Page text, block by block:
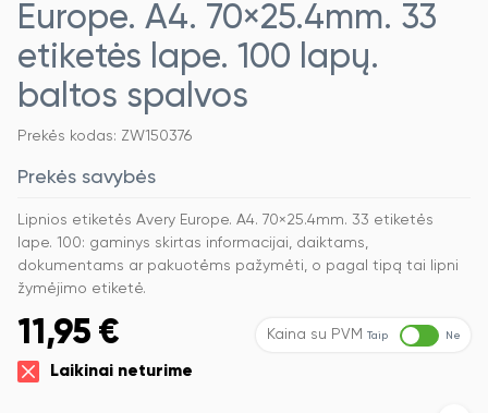
Europe. A4. 70×25.4mm. 33
etiketės lape. 100 lapų.
baltos spalvos
Prekės kodas: ZW150376
Prekės savybės
Lipnios etiketės Avery Europe. A4. 70×25.4mm. 33 etiketės
lape. 100: gaminys skirtas informacijai, daiktams,
dokumentams ar pakuotėms pažymėti, o pagal tipą tai lipni
žymėjimo etiketė.
11,95 € Kaina su PVM Taip Ne
Laikinai neturime